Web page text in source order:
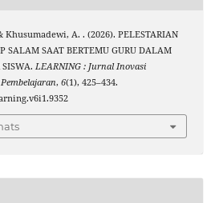
A. . (2026). PELESTARIAN
SALAM SAAT BERTEMU GURU DALAM
LEARNING : Jurnal Inovasi
, 6(1), 425–434.